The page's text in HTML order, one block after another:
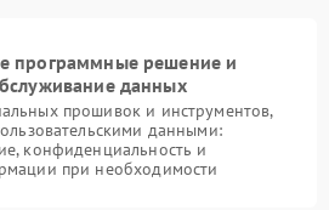
программные решение и
данных
прошивок и инструментов,
данными:
конфиденциальность и
при необходимости